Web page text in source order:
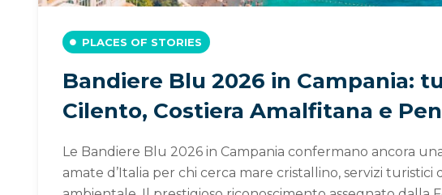
PLACES OF STORIES
Bandiere Blu 2026 in Campania:
Cilento, Costiera Amalfitana e
Le Bandiere Blu 2026 in Campania confermano ancora
amate d’Italia per chi cerca mare cristallino, servizi